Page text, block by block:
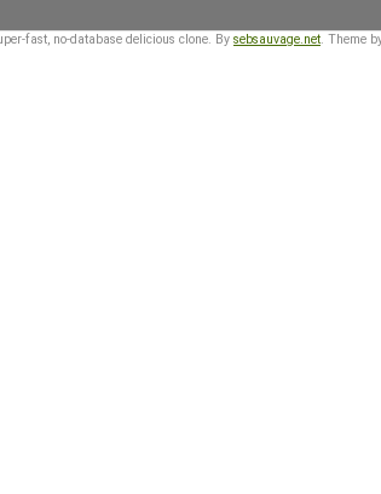
fast, no-database delicious clone. By sebsauvage.net. Theme